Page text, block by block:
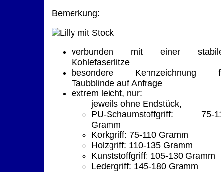
Bemerkung:
verbunden mit einer
Kohlefaserlitze
besondere Kennzeichnung
Taubblinde auf Anfrage
extrem leicht, nur:
jeweils ohne Endstück,
PU-Schaumstoffgriff: 75-
Gramm
Korkgriff: 75-110 Gramm
Holzgriff: 110-135 Gramm
Kunststoffgriff: 105-130 Gramm
Ledergriff: 145-180 Gramm